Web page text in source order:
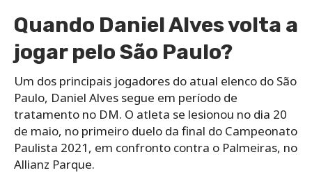
Quando Daniel Alves volta a
jogar pelo São Paulo?
Um dos principais jogadores do atual elenco do São
Paulo, Daniel Alves segue em período de
tratamento no DM. O atleta se lesionou no dia 20
de maio, no primeiro duelo da final do Campeonato
Paulista 2021, em confronto contra o Palmeiras, no
Allianz Parque.